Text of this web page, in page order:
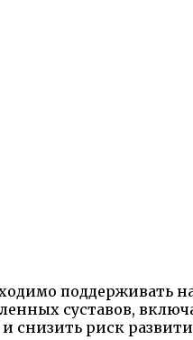
поддерживать
суставов,
риск